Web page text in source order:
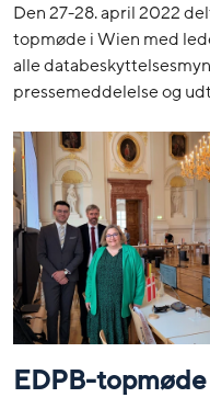
Den 27-28. april 2022
topmøde i Wien med
alle
pressemeddelelse og
EDPB-